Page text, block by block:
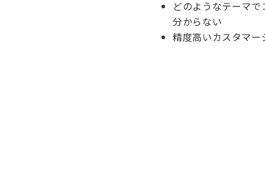
どのようなテーマ
分からない
精度高いカスタマ